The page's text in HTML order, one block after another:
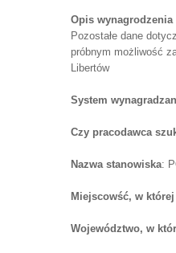
Opis
Pozostałe dane
próbnym możliwość
Libertów
System
Czy pracodawca
Nazwa stanowiska:
Miejscowść, w
Województwo, w